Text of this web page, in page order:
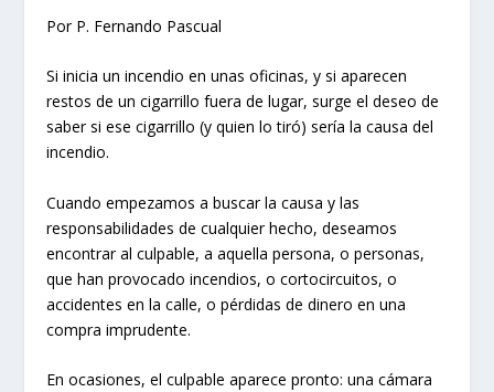
Por P. Fernando Pascual
Si inicia un incendio en unas oficinas, y si aparecen
restos de un cigarrillo fuera de lugar, surge el deseo de
saber si ese cigarrillo (y quien lo tiró) sería la causa del
incendio.
Cuando empezamos a buscar la causa y las
responsabilidades de cualquier hecho, deseamos
encontrar al culpable, a aquella persona, o personas,
que han provocado incendios, o cortocircuitos, o
accidentes en la calle, o pérdidas de dinero en una
compra imprudente.
En ocasiones, el culpable aparece pronto: una cámara